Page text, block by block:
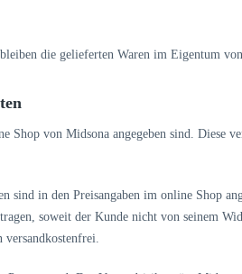
die gelieferten Waren im Eigentum
Shop von Midsona angegeben sind. Diese
sind in den Preisangaben im online Shop
soweit der Kunde nicht von seinem